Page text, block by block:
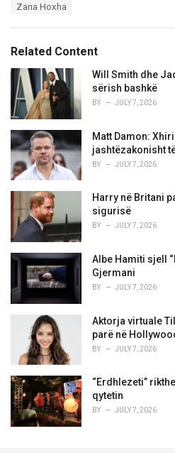
i
e
Zana Hoxha
Related Content
Will Smith dhe
sërish bashkë
BY JULY 7, 2026
Matt Damon:
jashtëzakonisht
BY JULY 7, 2026
Harry në Britani
sigurisë
BY JULY 7, 2026
Albe Hamiti sjell
Gjermani
BY JULY 7, 2026
Aktorja virtuale
parë në
BY JULY 7, 2026
“Erdhlezeti”
qytetin
BY JULY 7, 2026